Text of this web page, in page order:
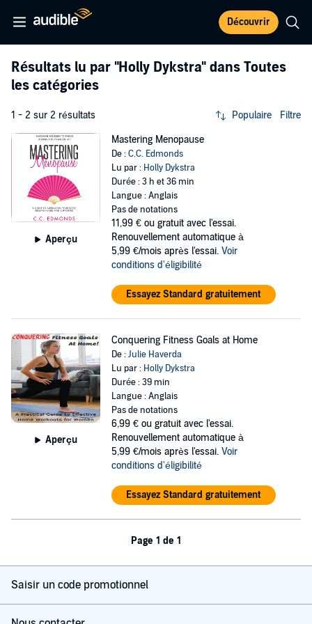
Découvrir
Résultats lu par "Holly Dykstra" dans Toutes
les catégories
1 - 2 sur 2 résultats Populaire Filtre
Aperçu
Mastering Menopause
De :C.C. Edmonds
Lu par : Holly Dykstra
Durée : 3 h et 36 min
Langue : Anglais
Pas de notations
11,99 € ou gratuit avec l'essai.
Renouvellement automatique à
5,99 €/mois après l'essai. Voir
conditions d'éligibilité
Essayez Standard gratuitement
Aperçu
Conquering Fitness Goals at Home
De :Julie Haverda
Lu par : Holly Dykstra
Durée : 39 min
Langue : Anglais
Pas de notations
6,99 € ou gratuit avec l'essai.
Renouvellement automatique à
5,99 €/mois après l'essai. Voir
conditions d'éligibilité
Essayez Standard gratuitement
Page 1 de 1
Saisir un code promotionnel